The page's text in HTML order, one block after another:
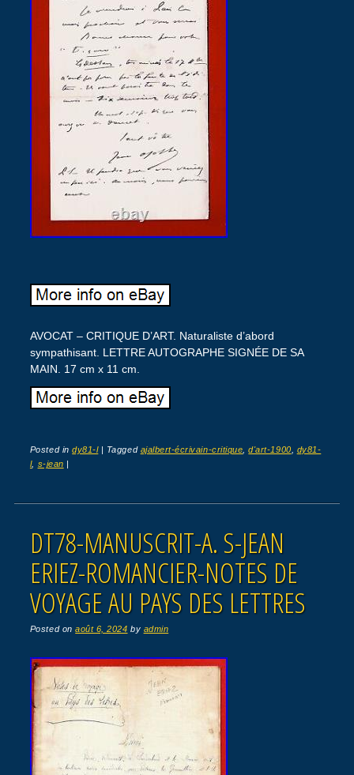
AVOCAT – CRITIQUE D’ART. Naturaliste d’abord
sympathisant. LETTRE AUTOGRAPHE SIGNÉE DE SA
MAIN. 17 cm x 11 cm.
Posted indy81-l Tagged ajalbert-écrivain-critique ,d'art-1900
dy81-
l, s-jean
DT78-MANUSCRIT-A. S-JEAN
ERIEZ-ROMANCIER-NOTES DE
VOYAGE AU PAYS DES LETTRES
Posted onaoût 6, 2024 by admin